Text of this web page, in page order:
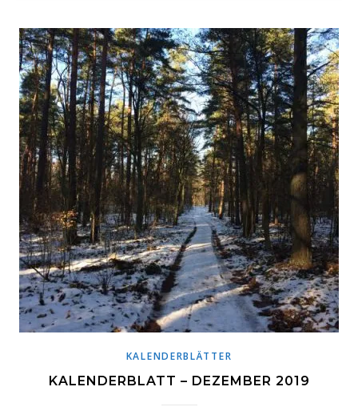
KALENDERBLÄTTER
KALENDERBLATT – DEZEMBER 2019